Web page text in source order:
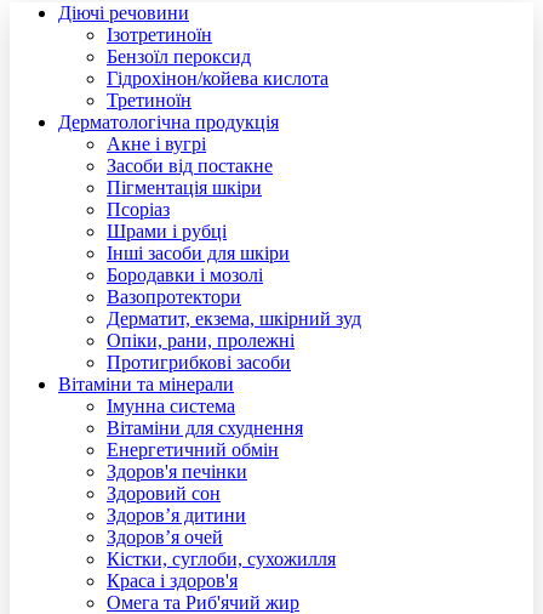
Діючі речовини
Ізотретиноїн
Бензоїл пероксид
Гідрохінон/койева кислота
Третиноїн
Дерматологічна продукція
Акне і вугрі
Засоби від постакне
Пігментація шкіри
Псоріаз
Шрами і рубці
Інші засоби для шкіри
Бородавки і мозолі
Вазопротектори
Дерматит, екзема, шкірний зуд
Опіки, рани, пролежні
Протигрибкові засоби
Вітаміни та мінерали
Імунна система
Вітаміни для схуднення
Енергетичний обмін
Здоров'я печінки
Здоровий сон
Здоров’я дитини
Здоров’я очей
Кістки, суглоби, сухожилля
Краса і здоров'я
Омега та Риб'ячий жир